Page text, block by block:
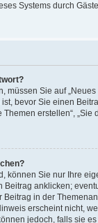
Systems durch
Sie auf
bevor Sie einen
erstellen“,
können Sie nur Ihre
Beitrag anklicken;
in der
erscheint nicht,
jedoch, falls sie